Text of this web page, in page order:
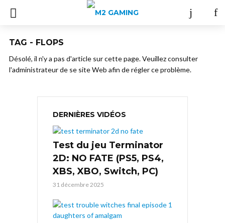
TAG - FLOPS
Désolé, il n'y a pas d'article sur cette page. Veuillez consulter
l'administrateur de se site Web afin de régler ce problème.
DERNIÈRES VIDÉOS
Test du jeu Terminator
2D: NO FATE (PS5, PS4,
XBS, XBO, Switch, PC)
31 décembre 2025